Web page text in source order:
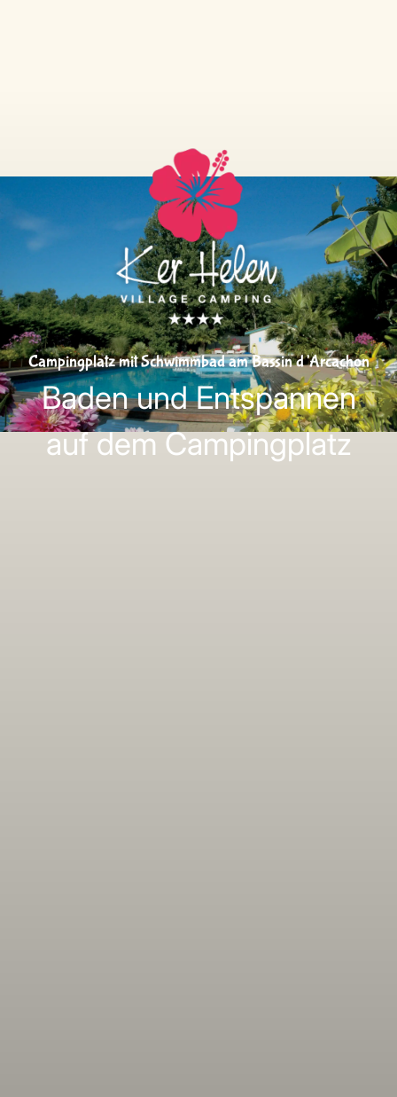
Campingplatz mit Schwimmbad am Bassin d’Arcachon
Baden und Entspannen
auf dem Campingplatz